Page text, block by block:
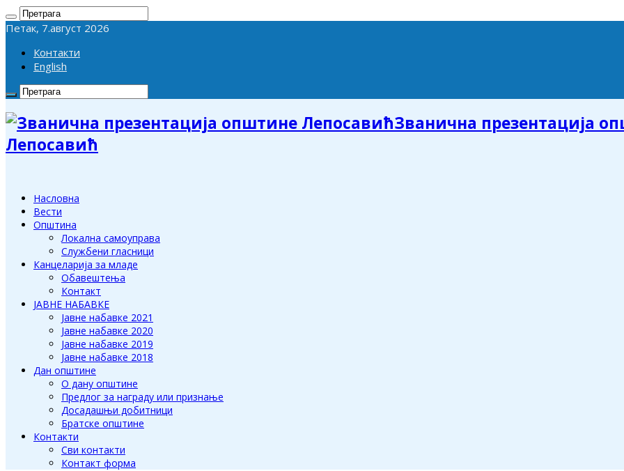
Петак, 7.август 2026
Контакти
English
Званична презентација
Лепосавић
Насловна
Вести
Општина
Локална самоуправа
Службени гласници
Канцеларија за младе
Обавештења
Контакт
ЈАВНЕ НАБАВКЕ
Јавне набавке 2021
Јавне набавке 2020
Јавне набавке 2019
Јавне набавке 2018
Дан општине
О дану општине
Предлог за награду или признање
Досадашњи добитници
Братске општине
Контакти
Сви контакти
Контакт форма